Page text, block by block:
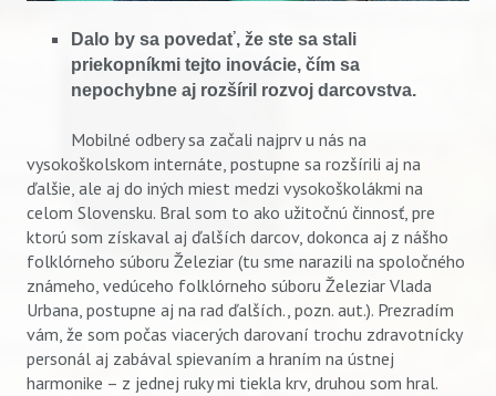
Dalo by sa povedať, že ste sa stali
priekopníkmi tejto inovácie, čím sa
nepochybne aj rozšíril rozvoj darcovstva.
Mobilné odbery sa začali najprv u nás na
vysokoškolskom internáte, postupne sa rozšírili aj na
ďalšie, ale aj do iných miest medzi vysokoškolákmi na
celom Slovensku. Bral som to ako užitočnú činnosť, pre
ktorú som získaval aj ďalších darcov, dokonca aj z nášho
folklórneho súboru Železiar (tu sme narazili na spoločného
známeho, vedúceho folklórneho súboru Železiar Vlada
Urbana, postupne aj na rad ďalších., pozn. aut.). Prezradím
vám, že som počas viacerých darovaní trochu zdravotnícky
personál aj zabával spievaním a hraním na ústnej
harmonike – z jednej ruky mi tiekla krv, druhou som hral.